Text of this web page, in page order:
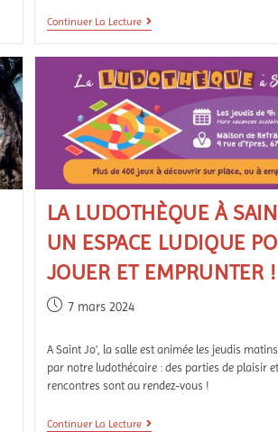
Continuer La Lecture
LA LUDOTHÈQUE À
UN ESPACE LUDIQUE
JOUER ET EMPRUNTER !
7 mars 2024
A Saint Jo', la salle est animée les jeudis
par notre ludothécaire : des parties de plaisir
rencontres sont au rendez-vous !
Continuer La Lecture